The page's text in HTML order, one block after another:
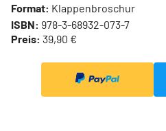
Format: Klappenbroschur
ISBN: 978-3-68932-073-7
Preis: 39,90 €